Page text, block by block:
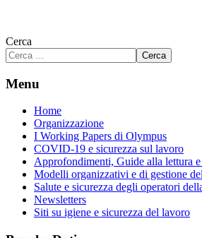
Cerca
Cerca
Menu
Home
Organizzazione
I Working Papers di Olympus
COVID-19 e sicurezza sul lavoro
Approfondimenti, Guide alla lettura e
Modelli organizzativi e di gestione
Salute e sicurezza degli operatori
Newsletters
Siti su igiene e sicurezza del lavoro